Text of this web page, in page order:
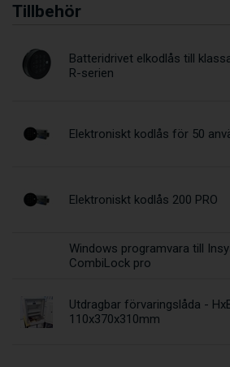
Tillbehör
Batteridrivet elkodlås till
R-serien
Elektroniskt kodlås för 50
Elektroniskt kodlås 200 PRO
Windows programvara till
CombiLock pro
Utdragbar förvaringslåda -
110x370x310mm